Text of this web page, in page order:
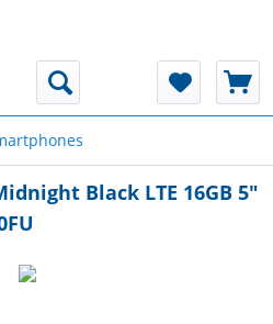
Black LTE 16GB 5"